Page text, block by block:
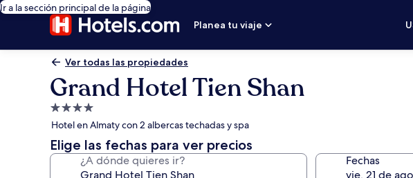
Ir a la sección principal de la página
Planea tu viaje
Ver todas las propiedades
Grand Hotel Tien Shan
Propiedad
de
4.0
estrellas
Hotel en Almaty con 2 albercas techadas y spa
Elige las fechas para ver precios
¿A dónde quieres ir? Fechas